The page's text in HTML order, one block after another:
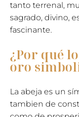
tanto terrenal,
sagrado, divino,
fascinante.
¿Por qué
oro
La abeja es un
tambien de